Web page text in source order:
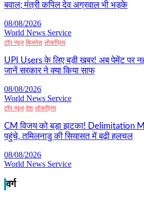
बवाल; मंत्री कपिल देव अग्रवाल भी भड़के
08/08/2026
World News Service
टॉप न्यूज बिजनेस लोकप्रिय
UPI Users के लिए बड़ी खबर! अब पेमेंट पर
जानें सरकार ने क्या किया साफ
08/08/2026
World News Service
टॉप न्यूज देश लोकप्रिय
CM विजय को बड़ा झटका! Delimitation
पहुंचे, तमिलनाडु की सियासत में बढ़ी हलचल
08/08/2026
World News Service
वर्ग